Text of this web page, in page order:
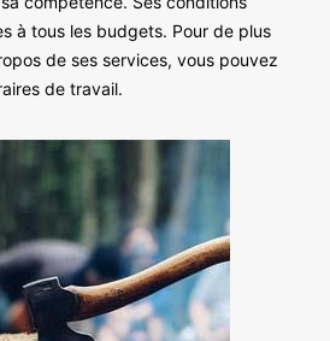
à tous les budgets. Pour de plus
de ses services, vous pouvez
de travail.